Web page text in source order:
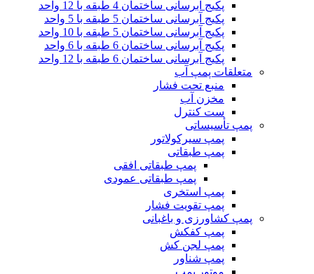
پکیج آبرسانی ساختمان 4 طبقه با 8 واحد
پکیج آبرسانی ساختمان 4 طبقه با 12 واحد
پکیج آبرسانی ساختمان 5 طبقه با 5 واحد
پکیج آبرسانی ساختمان 5 طبقه با 10 واحد
پکیج آبرسانی ساختمان 6 طبقه با 6 واحد
پکیج آبرسانی ساختمان 6 طبقه با 12 واحد
متعلقات پمپ آب
منبع تحت فشار
مخزن آب
ست کنترل
پمپ تأسیساتی
پمپ سیرکولاتور
پمپ طبقاتی
پمپ طبقاتی افقی
پمپ طبقاتی عمودی
پمپ استخری
پمپ تقویت فشار
پمپ کشاورزی و باغبانی
پمپ کفکش
پمپ لجن کش